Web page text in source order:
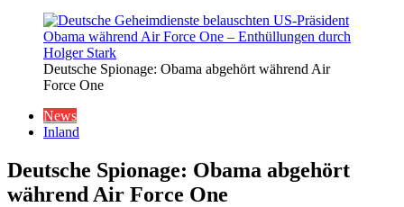
Deutsche Spionage: Obama abgehört während Air
Force One
News
Inland
Deutsche Spionage: Obama abgehört
während Air Force One